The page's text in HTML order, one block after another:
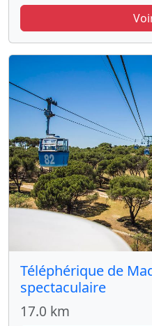
Téléphérique de
spectaculaire
17.0 km